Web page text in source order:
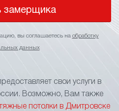
замерщика
вы соглашаетесь на обработку
данных
свои услуги в
Возможно, Вам также
потолки в Дмитровске